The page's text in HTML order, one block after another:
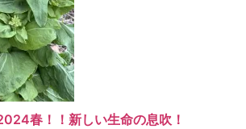
春！！新しい生命の息吹！